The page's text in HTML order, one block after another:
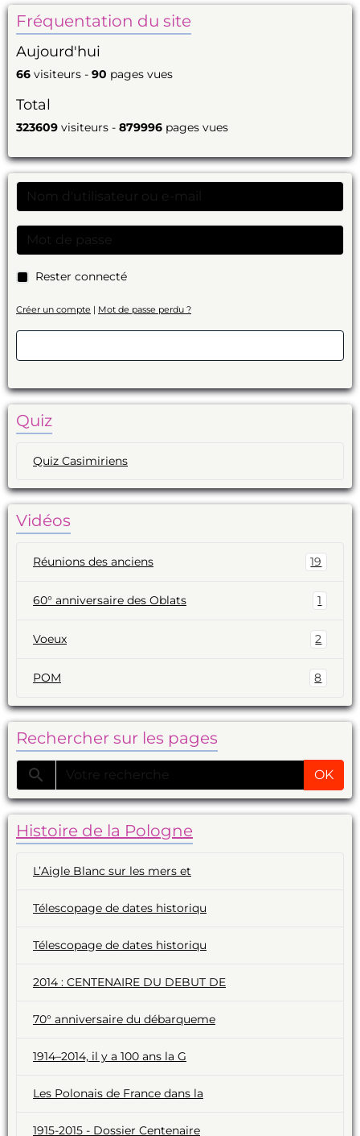
Fréquentation du site
Aujourd'hui
66 visiteurs - 90 pages vues
Total
323609 visiteurs - 879996 pages vues
Rester connecté
Créer un compte | Mot de passe perdu ?
Quiz
Quiz Casimiriens
Vidéos
Réunions des anciens 19
60° anniversaire des Oblats 1
Voeux 2
POM 8
Rechercher sur les pages
OK
Histoire de la Pologne
L’Aigle Blanc sur les mers et
Télescopage de dates historiqu
Télescopage de dates historiqu
2014 : CENTENAIRE DU DEBUT DE
70° anniversaire du débarqueme
1914–2014, il y a 100 ans la G
Les Polonais de France dans la
1915-2015 - Dossier Centenaire